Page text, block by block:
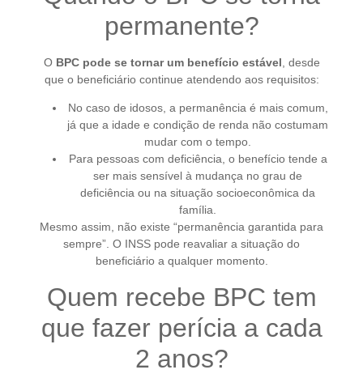
permanente?
O BPC pode se tornar um benefício estável , desde
que o beneficiário continue atendendo aos requisitos:
No caso de idosos, a permanência é mais comum,
já que a idade e condição de renda não costumam
mudar com o tempo.
Para pessoas com deficiência, o benefício tende a
ser mais sensível à mudança no grau de
deficiência ou na situação socioeconômica da
família.
Mesmo assim, não existe “permanência garantida para
sempre”. O INSS pode reavaliar a situação do
beneficiário a qualquer momento.
Quem recebe BPC tem
que fazer perícia a cada
2 anos?